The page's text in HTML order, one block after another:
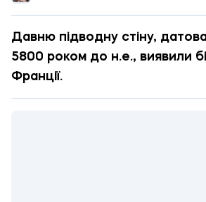
Давню підводну стіну,
5800 роком до н.е., виявили
Франції.